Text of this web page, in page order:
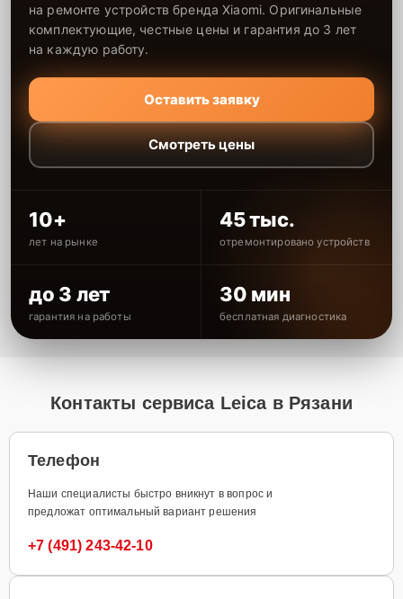
на ремонте устройств бренда Xiaomi. Оригинальные
комплектующие, честные цены и гарантия до 3 лет
на каждую работу.
Оставить заявку
Смотреть цены
10+
лет на рынке
45 тыс.
отремонтировано устройств
до 3 лет
гарантия на работы
30 мин
бесплатная диагностика
Контакты сервиса Leica в Рязани
Телефон
Наши специалисты быстро вникнут в вопрос и
предложат оптимальный вариант решения
+7 (491) 243-42-10